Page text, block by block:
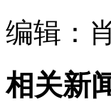
编辑：
相关新